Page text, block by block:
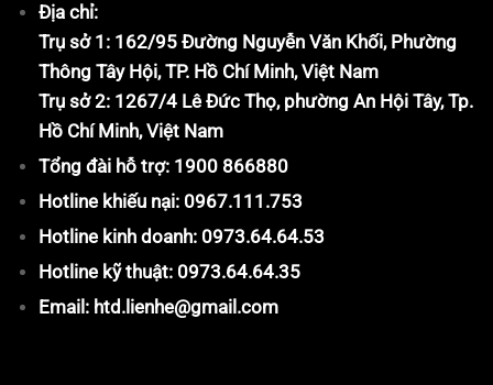
Địa chỉ:
Trụ sở 1: 162/95 Đường Nguyễn Văn Khối, Phường
Thông Tây Hội, TP. Hồ Chí Minh, Việt Nam
Trụ sở 2: 1267/4 Lê Đức Thọ, phường An Hội Tây, Tp.
Hồ Chí Minh, Việt Nam
Tổng đài hỗ trợ: 1900 866880
Hotline khiếu nại: 0967.111.753
Hotline kinh doanh: 0973.64.64.53
Hotline kỹ thuật: 0973.64.64.35
Email: htd.lienhe@gmail.com